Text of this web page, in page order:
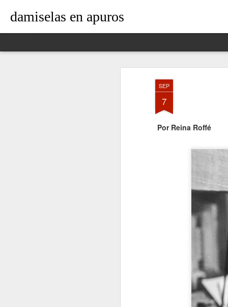
SEP
7
Por Reina Roffé
damiselas en apuros